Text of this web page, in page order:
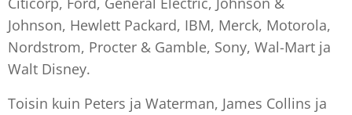
Johnson, Hewlett Packard, IBM, Merck, Motorola,
Nordstrom, Procter & Gamble, Sony, Wal-Mart ja
Walt Disney.
Toisin kuin Peters ja Waterman, James Collins ja